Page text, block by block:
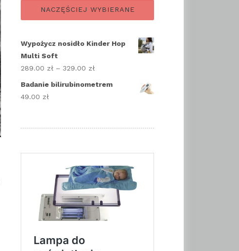
NACZĘŚCIEJ WYBIERANE
Wypożycz nosidło Kinder Hop
Multi Soft
289.00 zł – 329.00 zł
329.00 zł
Badanie bilirubinometrem
49.00 zł